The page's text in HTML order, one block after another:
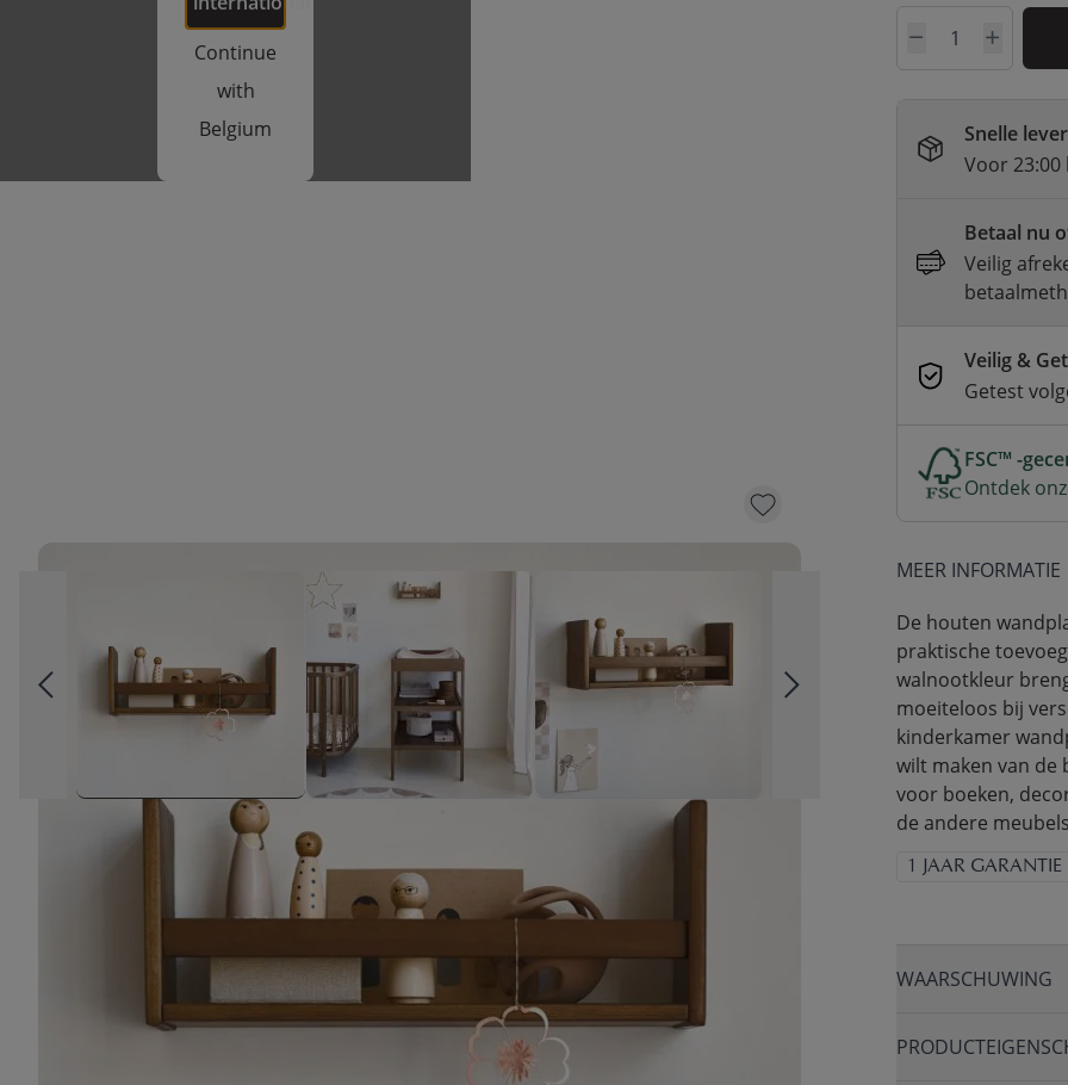
Continue
with
Belgium
Aantal
Snelle
Voor 23:00
Betaal nu
Veilig
Veilig &
Getest
FSC™ -
Ontdek
MEER INFORMATIE
De houten
praktische
walnootkleur
moeiteloos bij
kinderkamer
wilt maken van de
voor boeken,
de andere
1 JAAR GARANTIE
WAARSCHUWING